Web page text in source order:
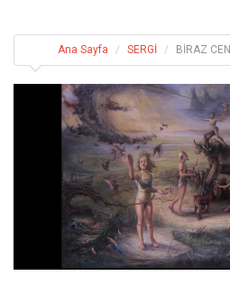
Ana Sayfa SERGİ BİRAZ